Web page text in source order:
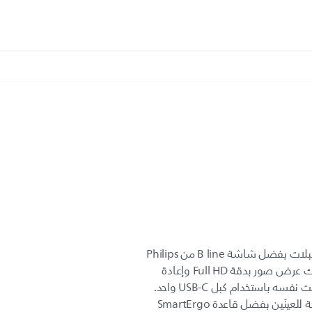
تخلّص من الفوضى الناجمة عن الكبلات بفضل شاشة B line من Philips
المزوّدة بقاعدة إرساء USB-C. يمكنك عرض صور بدقة Full HD وإعادة
شحن كمبيوترك المحمول في الوقت نفسه باستخدام كبل USB-C واحد.
تمكّن من إنجاز أعمالك بطريقة مريحة للعينَين بفضل قاعدة SmartErgo